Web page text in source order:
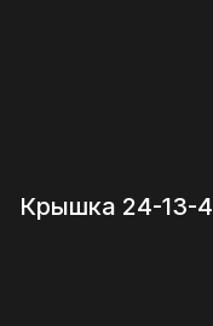
Крышка 24-13-4